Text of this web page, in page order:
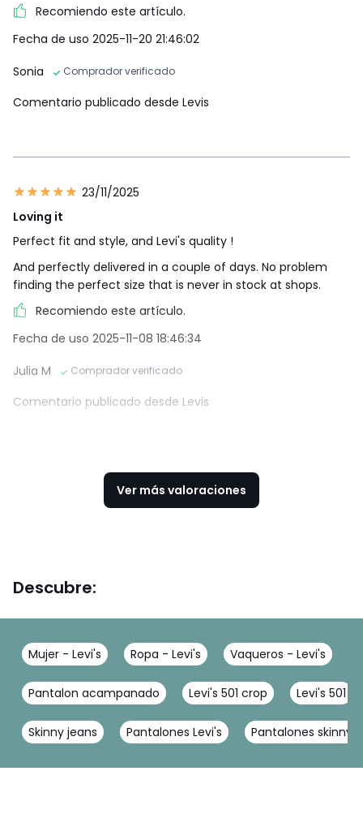
Recomiendo este artículo.
Fecha de uso 2025-11-20 21:46:02
Sonia
Comprador verificado
Comentario publicado desde Levis
23/11/2025
Loving it
Perfect fit and style, and Levi's quality !
And perfectly delivered in a couple of days. No problem
finding the perfect size that is never in stock at shops.
Recomiendo este artículo.
Fecha de uso 2025-11-08 18:46:34
Julia M
Comprador verificado
Comentario publicado desde Levis
Ver más valoraciones
Descubre:
Mujer - Levi's Ropa - Levi's Vaqueros - Levi's
Pantalon acampanado Levi's 501 crop Levi's 501
Skinny jeans Pantalones Levi's Pantalones skinny